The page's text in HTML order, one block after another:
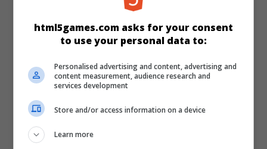
KATEGORILER
Make-up Dress-up Kız
DILLER
html5games.com asks for your consent
to use your personal data to:
Personalised advertising and content, advertising and
content measurement, audience research and
services development
Store and/or access information on a device
Learn more